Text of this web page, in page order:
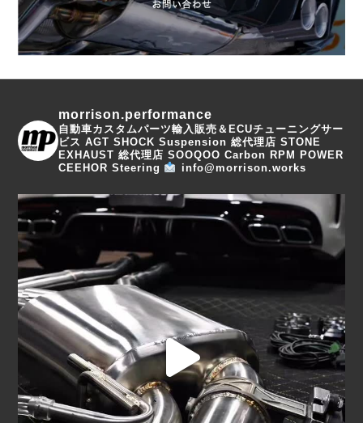
morrison.performance
自動車カスタムパーツ輸入販売＆ECUチューニングサー
ビス AGT SHOCK Suspension 総代理店 STONE
EXHAUST 総代理店 SOOQOO Carbon RPM POWER
CEEHOR Steering
info@morrison.works